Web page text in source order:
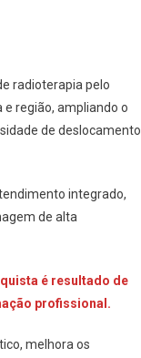
radioterapia pelo
região, ampliando o
de deslocamento
integrado,
de alta
é resultado de
profissional.
melhora os